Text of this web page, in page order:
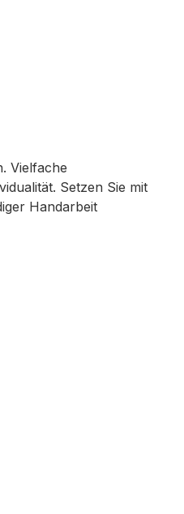
Vielfache
Setzen Sie mit
Handarbeit